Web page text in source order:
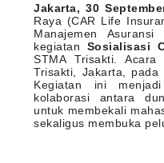
Jakarta, 30
Raya (CAR Life
Manajemen
kegiatan Sosialisasi
STMA Trisakti.
Trisakti, Jakarta, pada
Kegiatan ini
kolaborasi antara
untuk membekali
sekaligus membuka